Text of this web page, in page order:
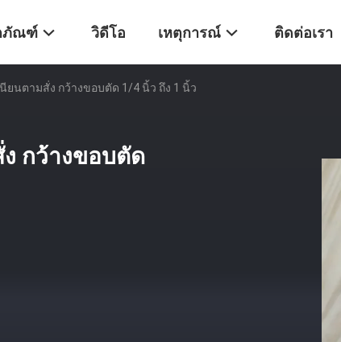
ภัณฑ์ วิดีโอ เหตุการณ์ ติดต่อเรา
นียนตามสั่ง กว้างขอบตัด 1/4 นิ้ว ถึง 1 นิ้ว
ง กว้างขอบตัด